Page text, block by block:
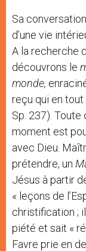
Sa
d’une vie
A la recherche
découvrons le
monde,
reçu qui en tout
Sp. 237).
moment est
avec Dieu.
prétendre, un
Jésus à partir
« leçons de
christification ;
piété et sait «
Favre prie en